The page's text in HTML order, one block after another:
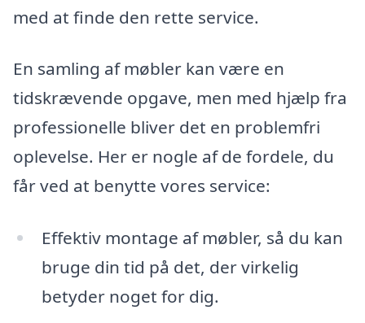
med at finde den rette service.
En samling af møbler kan være en
tidskrævende opgave, men med hjælp fra
professionelle bliver det en problemfri
oplevelse. Her er nogle af de fordele, du
får ved at benytte vores service:
Effektiv montage af møbler, så du kan
bruge din tid på det, der virkelig
betyder noget for dig.